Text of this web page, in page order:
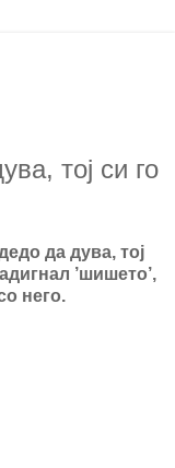
тој си го
да дува, тој
’шишето’,
него.